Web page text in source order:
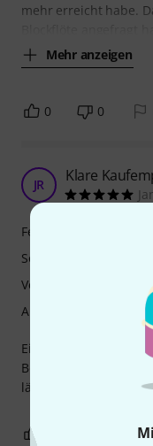
mehr erreicht habe.
Mehr anzeigen
0 0
JR Klare
Ein sehr
Bespielbarkeit haben
längerem spielen
Features
Sound
Verarbeitung
Ansprache